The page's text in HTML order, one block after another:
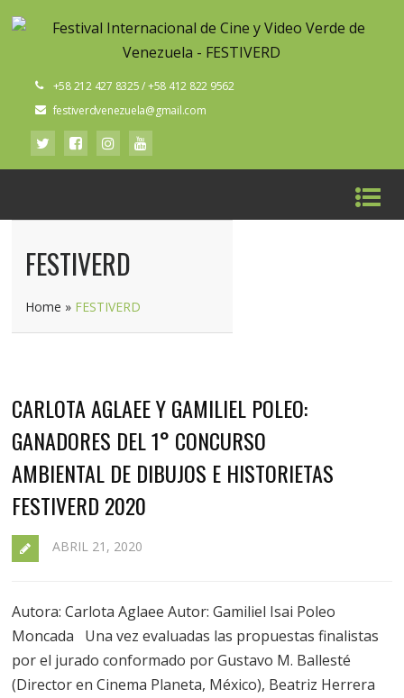
+58 212 427 8325 / +58 412 822 9562
festiverdvenezuela@gmail.com
FESTIVERD
Home » FESTIVERD
CARLOTA AGLAEE Y GAMILIEL POLEO:
GANADORES DEL 1° CONCURSO
AMBIENTAL DE DIBUJOS E HISTORIETAS
FESTIVERD 2020
ABRIL 21, 2020
Autora: Carlota Aglaee Autor: Gamiliel Isai Poleo
Moncada Una vez evaluadas las propuestas finalistas
por el jurado conformado por Gustavo M. Ballesté
(Director en Cinema Planeta, México), Beatriz Herrera